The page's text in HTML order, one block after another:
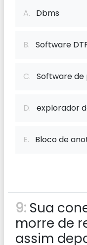
A. Dbms
B. Software
C. Software de
D. explorador
E. Bloco de
9: Sua
morre de
assim